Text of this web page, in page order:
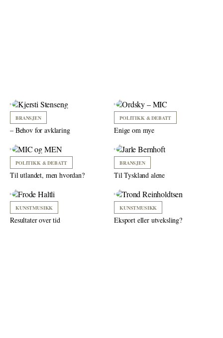
BRANSJEN
– Behov for avklaring
POLITIKK & DEBATT
Enige om mye
POLITIKK & DEBATT
Til utlandet, men hvordan?
BRANSJEN
Til Tyskland alene
KUNSTMUSIKK
Resultater over tid
KUNSTMUSIKK
Eksport eller utveksling?